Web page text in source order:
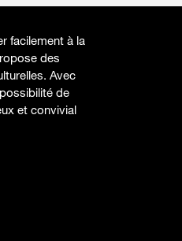
facilement à la
des
Avec
de
et convivial